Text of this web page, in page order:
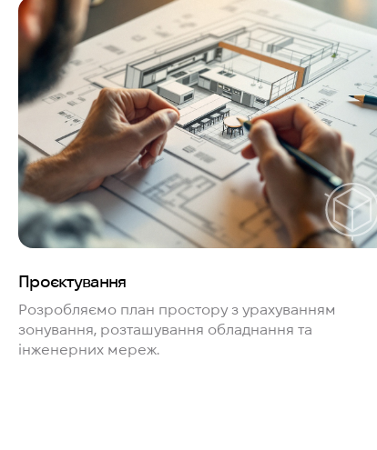
Проєктування
Розробляємо план простору з урахуванням
зонування, розташування обладнання та
інженерних мереж.